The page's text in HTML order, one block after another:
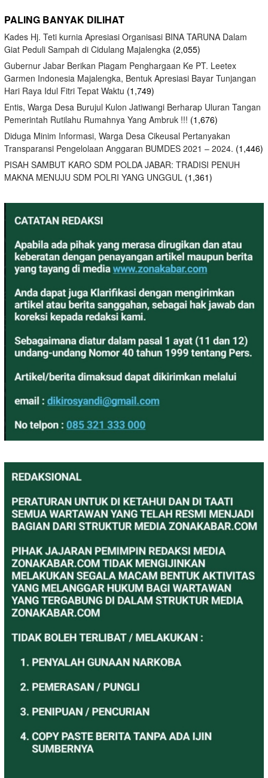
PALING BANYAK DILIHAT
Kades Hj. Teti kurnia Apresiasi Organisasi BINA TARUNA Dalam
Giat Peduli Sampah di Cidulang Majalengka (2,055)
Gubernur Jabar Berikan Piagam Penghargaan Ke PT. Leetex
Garmen Indonesia Majalengka, Bentuk Apresiasi Bayar Tunjangan
Hari Raya Idul Fitri Tepat Waktu (1,749)
Entis, Warga Desa Burujul Kulon Jatiwangi Berharap Uluran Tangan
Pemerintah Rutilahu Rumahnya Yang Ambruk !!! (1,676)
Diduga Minim Informasi, Warga Desa Cikeusal Pertanyakan
Transparansi Pengelolaan Anggaran BUMDES 2021 – 2024. (1,446)
PISAH SAMBUT KARO SDM POLDA JABAR: TRADISI PENUH
MAKNA MENUJU SDM POLRI YANG UNGGUL (1,361)